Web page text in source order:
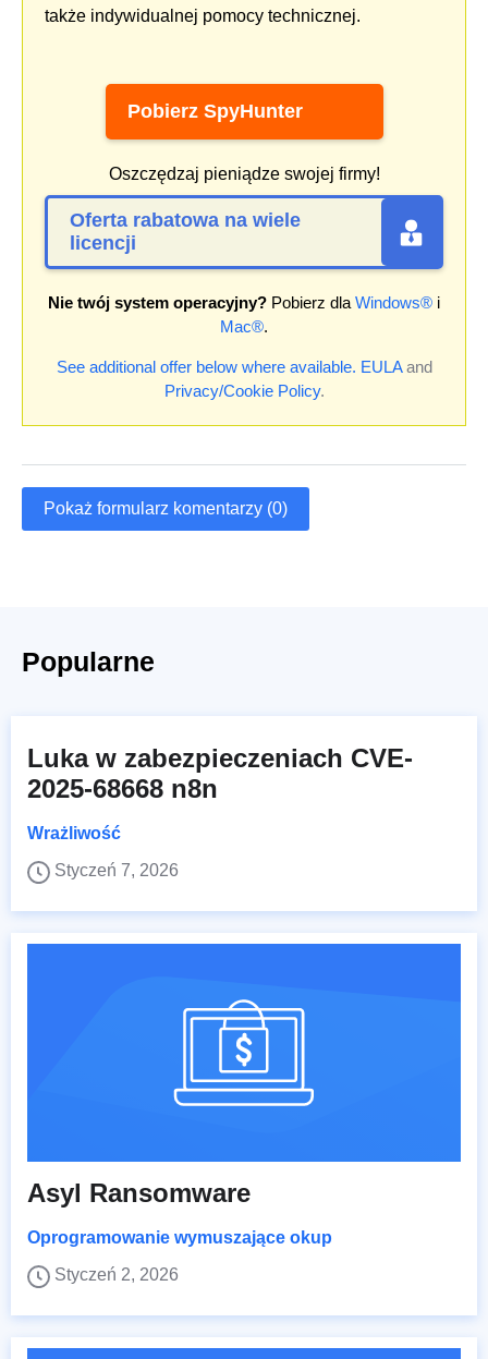
także indywidualnej pomocy technicznej.
Pobierz SpyHunter
Oszczędzaj pieniądze swojej firmy!
Oferta rabatowa na wiele
licencji
Nie twój system operacyjny? Pobierz dla Windows® i
Mac®.
See additional offer below where available. EULAand
Privacy/Cookie Policy.
Pokaż formularz komentarzy (0)
Popularne
Luka w zabezpieczeniach CVE-
2025-68668 n8n
Wrażliwość
Styczeń 7, 2026
Asyl Ransomware
Oprogramowanie wymuszające okup
Styczeń 2, 2026